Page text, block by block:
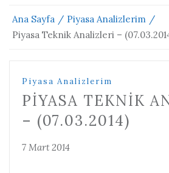
Ana Sayfa
Piyasa Analizlerim
Piyasa Teknik Analizleri –
Piyasa Analizlerim
PIYASA TEKNIK
– (07.03.2014)
7 Mart 2014